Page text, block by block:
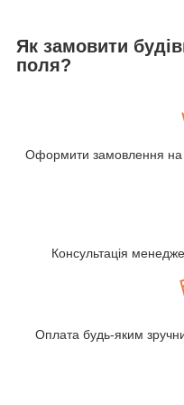
Як замовити
поля?
Оформити замовлення на
Консультація
Оплата будь-яким